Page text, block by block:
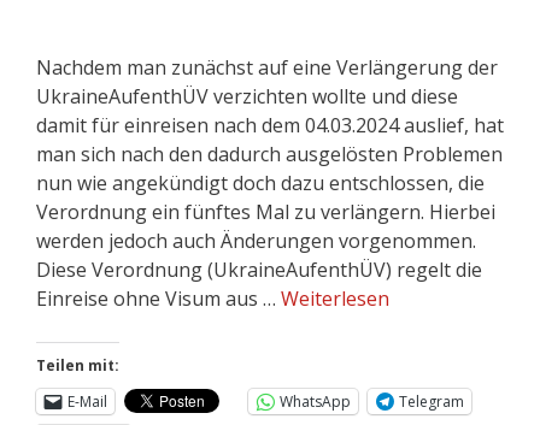
Nachdem man zunächst auf eine Verlängerung der
UkraineAufenthÜV verzichten wollte und diese
damit für einreisen nach dem 04.03.2024 auslief, hat
man sich nach den dadurch ausgelösten Problemen
nun wie angekündigt doch dazu entschlossen, die
Verordnung ein fünftes Mal zu verlängern. Hierbei
werden jedoch auch Änderungen vorgenommen.
Diese Verordnung (UkraineAufenthÜV) regelt die
Einreise ohne Visum aus … Weiterlesen
Teilen mit:
E-Mail
WhatsApp
Telegram